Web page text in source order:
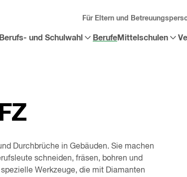
Sub-
öffnen
Berufs- und Schulwahl Berufe
Sub-
Mittelschulen
Für Eltern und
Durchbrüche in Gebäuden. Sie machen
schneiden, fräsen, bohren und
Werkzeuge, die mit Diamanten